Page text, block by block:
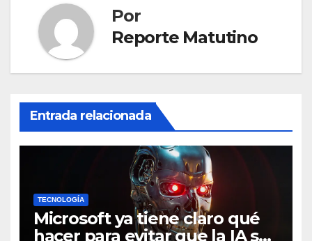
Por
Reporte Matutino
Entrada relacionada
TECNOLOGÍA
Microsoft ya tiene claro qué
hacer para evitar que la IA se